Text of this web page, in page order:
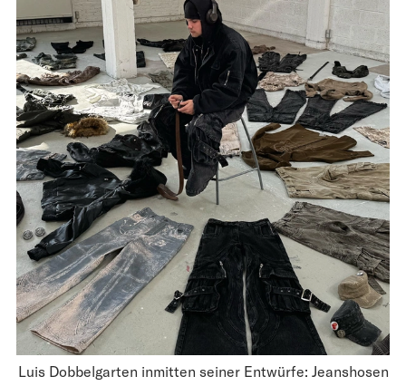
Luis Dobbelgarten inmitten seiner Entwürfe: Jeanshosen